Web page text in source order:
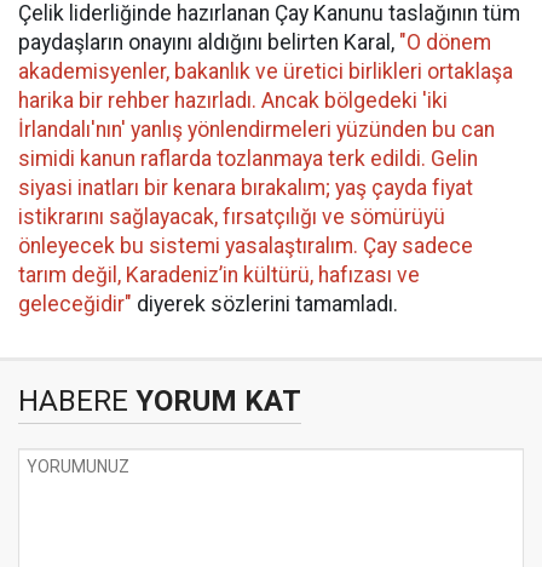
Çelik liderliğinde hazırlanan Çay Kanunu taslağının tüm
paydaşların onayını aldığını belirten Karal, "O dönem
akademisyenler, bakanlık ve üretici birlikleri ortaklaşa
harika bir rehber hazırladı. Ancak bölgedeki 'iki
İrlandalı'nın' yanlış yönlendirmeleri yüzünden bu can
simidi kanun raflarda tozlanmaya terk edildi. Gelin
siyasi inatları bir kenara bırakalım; yaş çayda fiyat
istikrarını sağlayacak, fırsatçılığı ve sömürüyü
önleyecek bu sistemi yasalaştıralım. Çay sadece
tarım değil, Karadeniz’in kültürü, hafızası ve
geleceğidir" diyerek sözlerini tamamladı.
HABERE YORUM KAT